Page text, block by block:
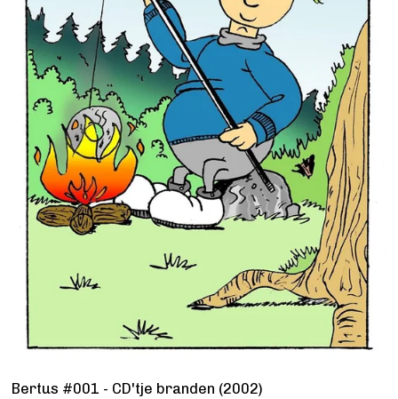
Bertus #001 - CD'tje branden (2002)